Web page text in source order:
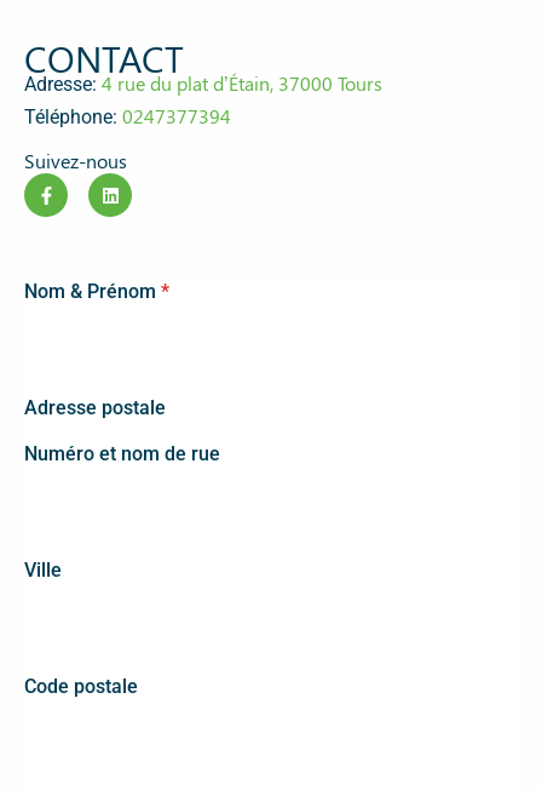
CONTACT
Adresse: 4 rue du plat d’Étain, 37000 Tours
Téléphone: 0247377394
Suivez-nous
F
a
c
o
L
i
n
i
Nom & Prénom *
Adresse postale
Numéro et nom de rue
Ville
Code postale